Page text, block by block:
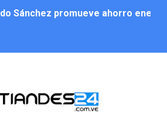
Sánchez promueve ahorro
activaron operativos